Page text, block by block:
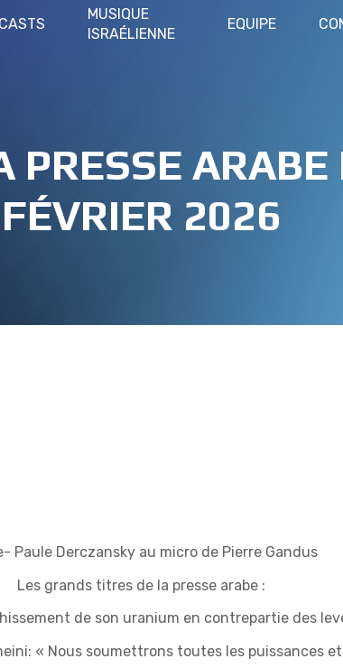
MUSIQUE
ISRAÉLIENNE
EQUIPE
PRESSE
FÉVRIER 2026
Paule Derczansky au micro de Pierre Gandus
Les grands titres de la presse arabe :
de son uranium en contrepartie des
« Nous soumettrons toutes les puissances